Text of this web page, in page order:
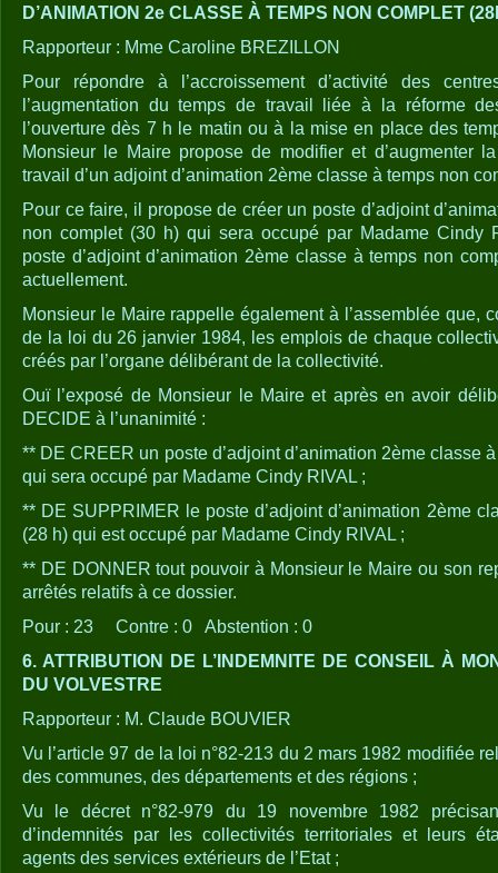
D’ANIMATION 2e CLASSE À TEMPS NON COMPLET
Rapporteur : Mme Caroline BREZILLON
Pour répondre à l’accroissement d’activité des
l’augmentation du temps de travail liée à la réforme
l’ouverture dès 7 h le matin ou à la mise en place des
Monsieur le Maire propose de modifier et d’augmenter
travail d’un adjoint d’animation 2ème classe à temps non
Pour ce faire, il propose de créer un poste d’adjoint
non complet (30 h) qui sera occupé par Madame Cindy
poste d’adjoint d’animation 2ème classe à temps non
actuellement.
Monsieur le Maire rappelle également à l’assemblée que,
de la loi du 26 janvier 1984, les emplois de chaque
créés par l’organe délibérant de la collectivité.
Ouï l’exposé de Monsieur le Maire et après en avoir
DECIDE à l’unanimité :
** DE CREER un poste d’adjoint d’animation 2ème classe
qui sera occupé par Madame Cindy RIVAL ;
** DE SUPPRIMER le poste d’adjoint d’animation 2ème
(28 h) qui est occupé par Madame Cindy RIVAL ;
** DE DONNER tout pouvoir à Monsieur le Maire ou son
arrêtés relatifs à ce dossier.
Pour : 23 Contre : 0 Abstention : 0
6. ATTRIBUTION DE L’INDEMNITE DE CONSEIL À
DU VOLVESTRE
Rapporteur : M. Claude BOUVIER
Vu l’article 97 de la loi n°82-213 du 2 mars 1982 modifiée
des communes, des départements et des régions ;
Vu le décret n°82-979 du 19 novembre 1982
d’indemnités par les collectivités territoriales et leurs
agents des services extérieurs de l’Etat ;